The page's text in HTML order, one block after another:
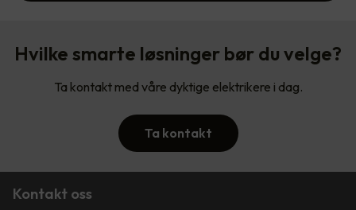
Hvilke smarte løsninger bør du velge?
Ta kontakt med våre dyktige elektrikere i dag.
Ta kontakt
Kontakt oss